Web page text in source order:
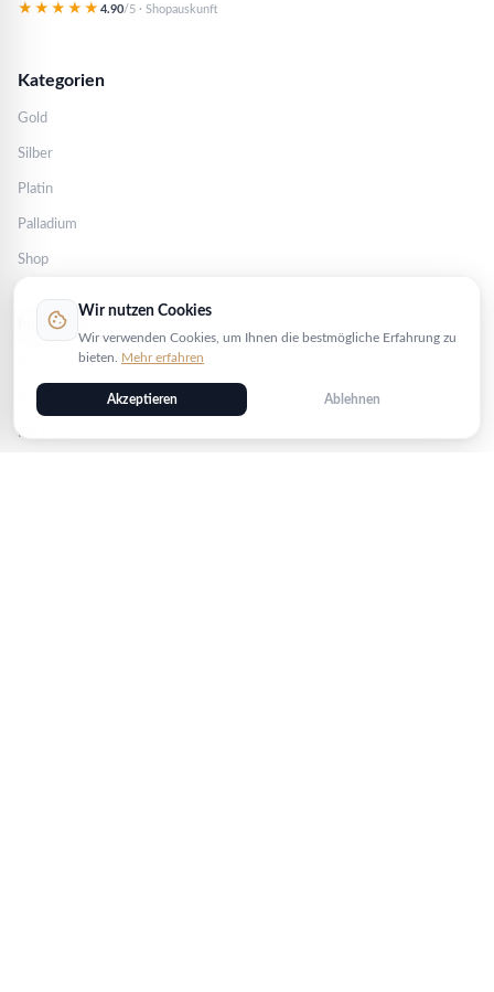
★★★★★ 4.90/5 · Shopauskunft
Kategorien
Gold
Silber
Platin
Palladium
Shop
Nützliches
Mein Konto
FAQ
cookie Wir nutzen Cookies
Wir verwenden Cookies, um Ihnen die bestmögliche Erfahrung zu
bieten. Mehr erfahren
Akzeptieren Ablehnen